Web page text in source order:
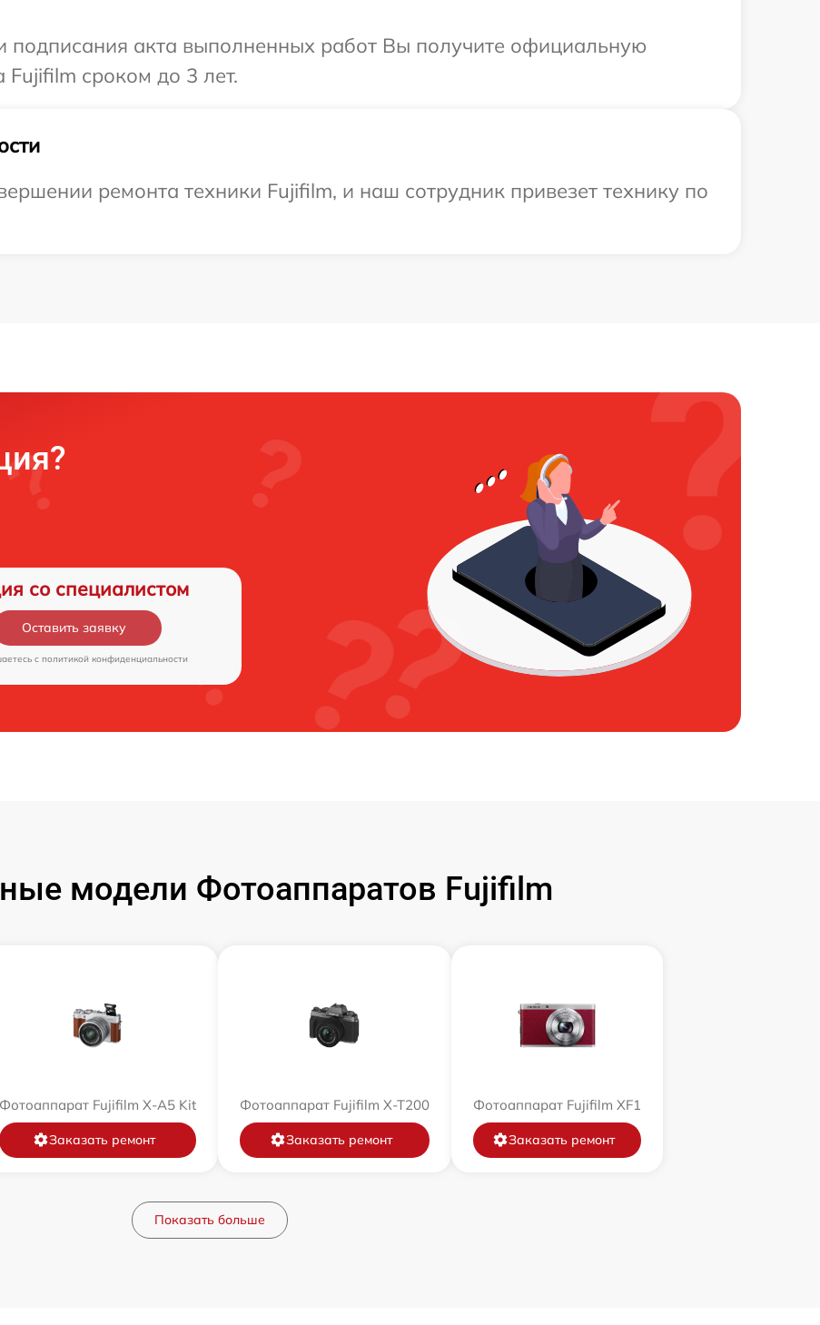
подписания акта выполненных работ Вы получите официальную
Fujifilm сроком до 3 лет.
ремонта техники Fujifilm, и наш сотрудник привезет технику по
со специалистом
Оставить заявку
c политикой конфиденциальности
модели Фотоаппаратов Fujifilm
Фотоаппарат Fujifilm X-A5 Kit
Заказать ремонт
Фотоаппарат Fujifilm X-T200
Заказать ремонт
Фотоаппарат Fujifilm XF1
Заказать ремонт
Показать больше